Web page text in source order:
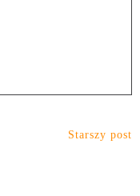
Starszy post